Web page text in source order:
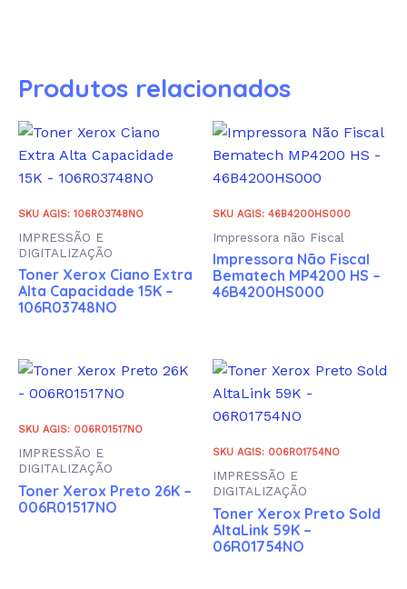
Produtos relacionados
SKU AGIS: 106R03748NO
IMPRESSÃO E
DIGITALIZAÇÃO
Toner Xerox Ciano Extra
Alta Capacidade 15K –
106R03748NO
SKU AGIS: 46B4200HS000
Impressora não Fiscal
Impressora Não Fiscal
Bematech MP4200 HS –
46B4200HS000
SKU AGIS: 006R01517NO
IMPRESSÃO E
DIGITALIZAÇÃO
Toner Xerox Preto 26K –
006R01517NO
SKU AGIS: 006R01754NO
IMPRESSÃO E
DIGITALIZAÇÃO
Toner Xerox Preto Sold
AltaLink 59K –
06R01754NO